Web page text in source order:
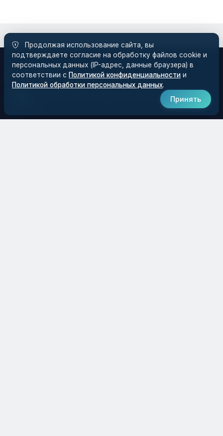
АО ЗАВОД ЭЛИЯ
Производство и установка протезов высокого
Продолжая использование сайта, вы
подтверждаете согласие на обработку файлов cookie и
персональных данных (IP-адрес, данные браузера) в
соответствии с Политикой конфиденциальности и
Политикой обработки персональных данных.
Принять